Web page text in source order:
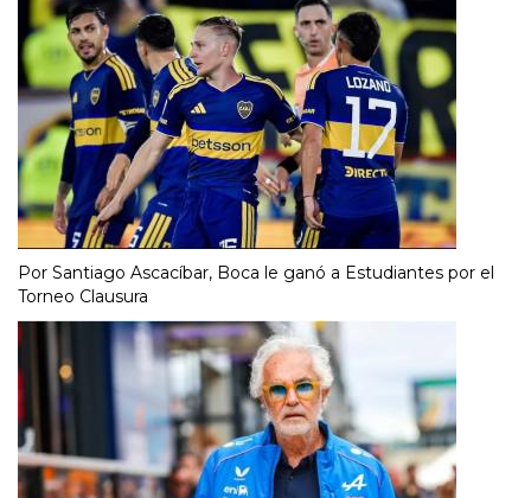
Por Santiago Ascacíbar, Boca le ganó a Estudiantes por el
Torneo Clausura